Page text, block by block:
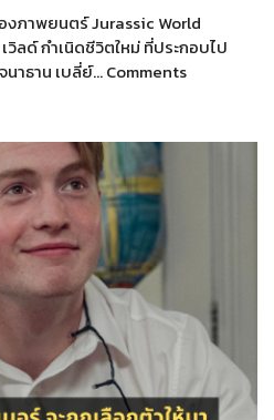
ภาพยนตร์ Jurassic World
ลด์ กำเนิดชีวิตใหม่ ที่ประกอบไป
าธาน เบลี่ย์… Comments